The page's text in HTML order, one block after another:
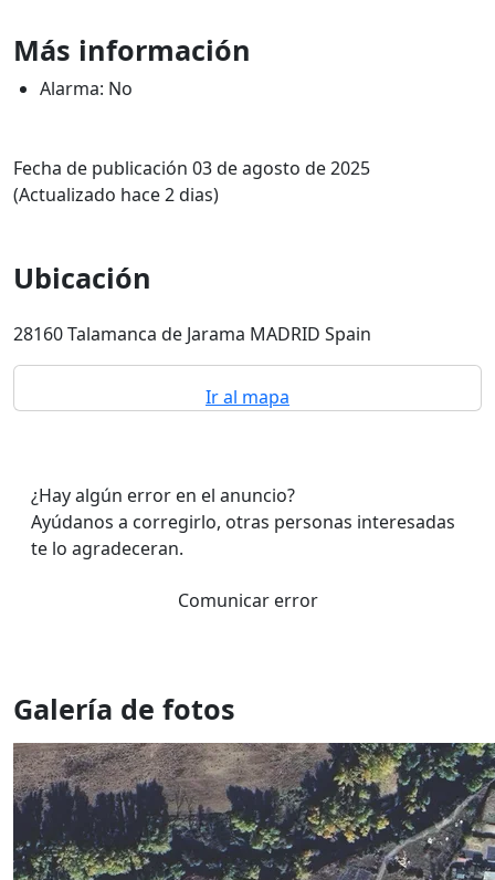
Más información
Alarma: No
Fecha de publicación 03 de agosto de 2025
(Actualizado hace 2 dias)
Ubicación
28160 Talamanca de Jarama MADRID Spain
Ir al mapa
¿Hay algún error en el anuncio?
Ayúdanos a corregirlo, otras personas interesadas
te lo agradeceran.
Comunicar error
Galería de fotos